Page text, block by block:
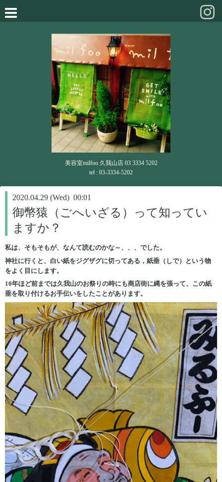
美容室milfoo 久我山店 03 3334 5202
tel : 03-3334-5202
2020.04.29 (Wed) 00:01
御幣猿（ごへいざる）って知ってい
ますか？
私は、そもそもが、なんて読むのかな～、、、でした。
神社に行くと、白い紙をジグザグに切ってある，紙垂（しで）という物
をよく目にします。
10年ほど前までは久我山のお祭りの時にも商店街に縄を張って、この紙
垂を取り付けるお手伝いをしたことがあります。